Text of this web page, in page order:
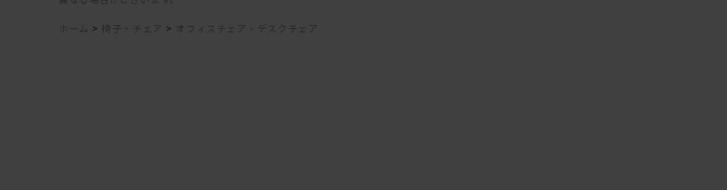
ホーム > 椅子・チェア > オフィスチェア・デスクチェア